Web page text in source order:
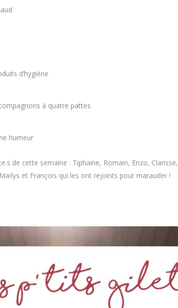
d’hygiène
à quatre pattes
humeur
de cette semaine : Tiphaine, Romain, Enzo,
et François qui les ont rejoints pour marauder !